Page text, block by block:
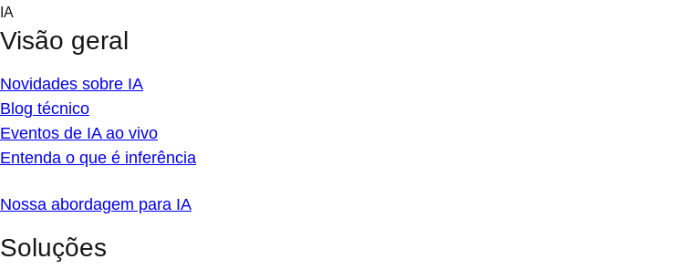
Skip
content
IA
Visão geral
Novidades sobre IA
Blog técnico
Eventos de IA ao vivo
Entenda o que é inferência
Nossa abordagem para IA
Soluções